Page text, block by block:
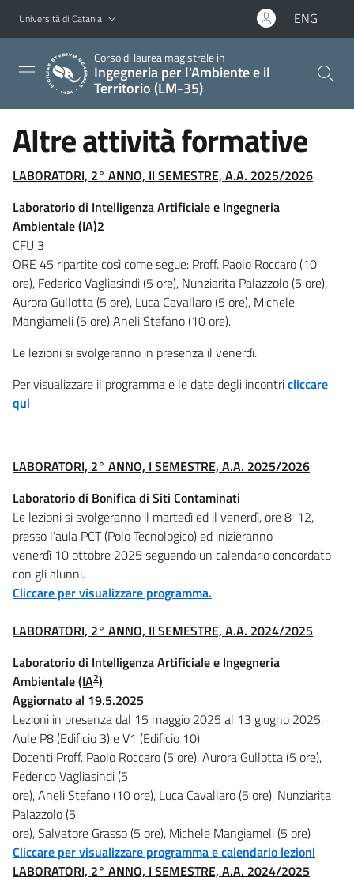
Vai al contenuto principale
Vai al menu di navigazione
Università di Catania ENG
Corso di laurea magistrale in
Ingegneria per l'Ambiente e il
Territorio (LM-35)
Altre attività formative
LABORATORI, 2° ANNO, II SEMESTRE, A.A. 2025/2026
Laboratorio di Intelligenza Artificiale e Ingegneria
Ambientale (IA)2
CFU 3
ORE 45 ripartite così come segue: Proff. Paolo Roccaro (10
ore), Federico Vagliasindi (5 ore), Nunziarita Palazzolo (5 ore),
Aurora Gullotta (5 ore), Luca Cavallaro (5 ore), Michele
Mangiameli (5 ore) Aneli Stefano (10 ore).
Le lezioni si svolgeranno in presenza il venerdì.
Per visualizzare il programma e le date degli incontricliccare
qui
LABORATORI, 2° ANNO, I SEMESTRE, A.A. 2025/2026
Laboratorio di Bonifica di Siti Contaminati
Le lezioni si svolgeranno il martedì ed il venerdì, ore 8-12,
presso l’aula PCT (Polo Tecnologico) ed inizieranno
venerdì 10 ottobre 2025 seguendo un calendario concordato
con gli alunni.
Cliccare per visualizzare programma.
LABORATORI, 2° ANNO, II SEMESTRE, A.A. 2024/2025
Laboratorio di Intelligenza Artificiale e Ingegneria
Ambientale(IA2)
Aggiornato al 19.5.2025
Lezioni in presenza dal 15 maggio 2025 al 13 giugno 2025,
Aule P8 (Edificio 3) e V1 (Edificio 10)
Docenti Proff. Paolo Roccaro (5 ore), Aurora Gullotta (5 ore),
Federico Vagliasindi (5
ore), Aneli Stefano (10 ore), Luca Cavallaro (5 ore), Nunziarita
Palazzolo (5
ore), Salvatore Grasso (5 ore), Michele Mangiameli (5 ore)
Cliccare per visualizzare programma e calendario lezioni
LABORATORI, 2° ANNO, I SEMESTRE, A.A. 2024/2025